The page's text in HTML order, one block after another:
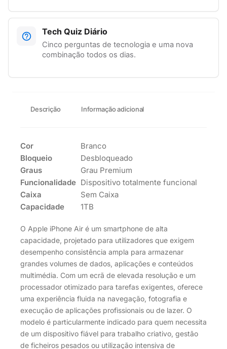
Tech Quiz Diário
Cinco perguntas de tecnologia e uma nova
combinação todos os dias.
Descrição Informação adicional
Cor
Branco
Bloqueio
Desbloqueado
Graus
Grau Premium
Funcionalidade Dispositivo totalmente funcional
Caixa
Sem Caixa
Capacidade
1TB
O Apple iPhone Air é um smartphone de alta
capacidade, projetado para utilizadores que exigem
desempenho consistência ampla para armazenar
grandes volumes de dados, aplicações e conteúdos
multimédia. Com um ecrã de elevada resolução e um
processador otimizado para tarefas exigentes, oferece
uma experiência fluida na navegação, fotografia e
execução de aplicações profissionais ou de lazer. O
modelo é particularmente indicado para quem necessita
de um dispositivo fiável para trabalho criativo, gestão
de ficheiros pesados ou utilização intensiva de